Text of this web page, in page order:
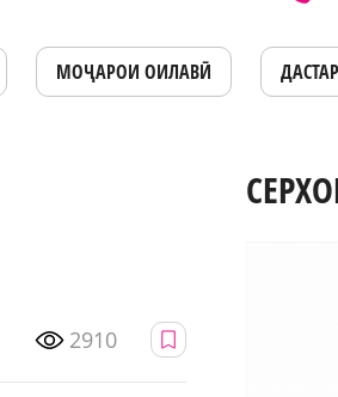
МОҶАРОИ ОИЛАВӢ
2910